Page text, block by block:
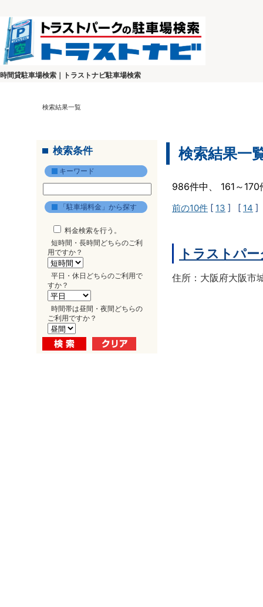
時間貸駐車場検索｜トラストナビ駐車場検索
検索結果一覧
検索条件
キーワード
「駐車場料金」から探す
料金検索を行う。
短時間・長時間どちらのご利
用ですか？
平日・休日どちらのご利用で
すか？
時間帯は昼間・夜間どちらの
ご利用ですか？
検索結果一
986件中、 161～
前の10件 [ 13 ] [ 14 ]
トラストパ
住所：大阪府大阪市